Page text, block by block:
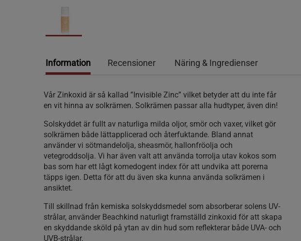
Information Recensioner Näring & Ingredienser
Vår Zinkoxid är så kallad ”Invisible Zinc” vilket betyder att du inte får
en vit hinna av solkrämen. Solkrämen passar alla hudtyper, även din!
Solskyddet är fullt av naturliga milda oljor, smör och vaxer, vilket gör
solkrämen både lättapplicerad och återfuktande. Bland annat
använder vi sötmandelolja, sheasmör, hallonfröolja och
vetegroddsolja. Vi har även valt att använda torrolja utav kokos som
bas som har ett lågt komedogent index för att undvika att porerna
täpps igen. Detta för att du även ska kunna använda solkrämen i
ansiktet.
Till skillnad från kemiska solskyddsmedel som absorberar solens UV-
strålar, använder Beachkind naturligt framställd zinkoxid för att skapa
en skyddande sköld på ytan av din hud som reflekterar både UVA- och
UVB-strålar.